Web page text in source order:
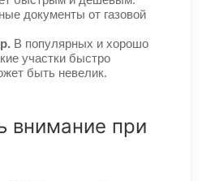
документы от газовой
В популярных и хорошо
участки быстро
быть невелик.
внимание при